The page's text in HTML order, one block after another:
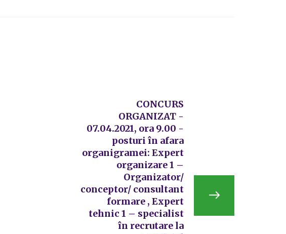
CONCURS
ORGANIZAT -
07.04.2021, ora 9.00 -
posturi în afara
organigramei: Expert
organizare 1 –
Organizator/
conceptor/ consultant
formare , Expert
tehnic 1 – specialist
în recrutare la